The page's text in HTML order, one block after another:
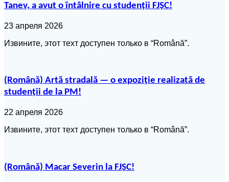
Tanev, a avut o întâlnire cu studenții FJȘC!
23 апреля 2026
Извините, этот техт доступен только в “Română”.
(Română) Artă stradală — o expoziție realizată de
studenții de la PM!
22 апреля 2026
Извините, этот техт доступен только в “Română”.
(Română) Macar Severin la FJȘC!